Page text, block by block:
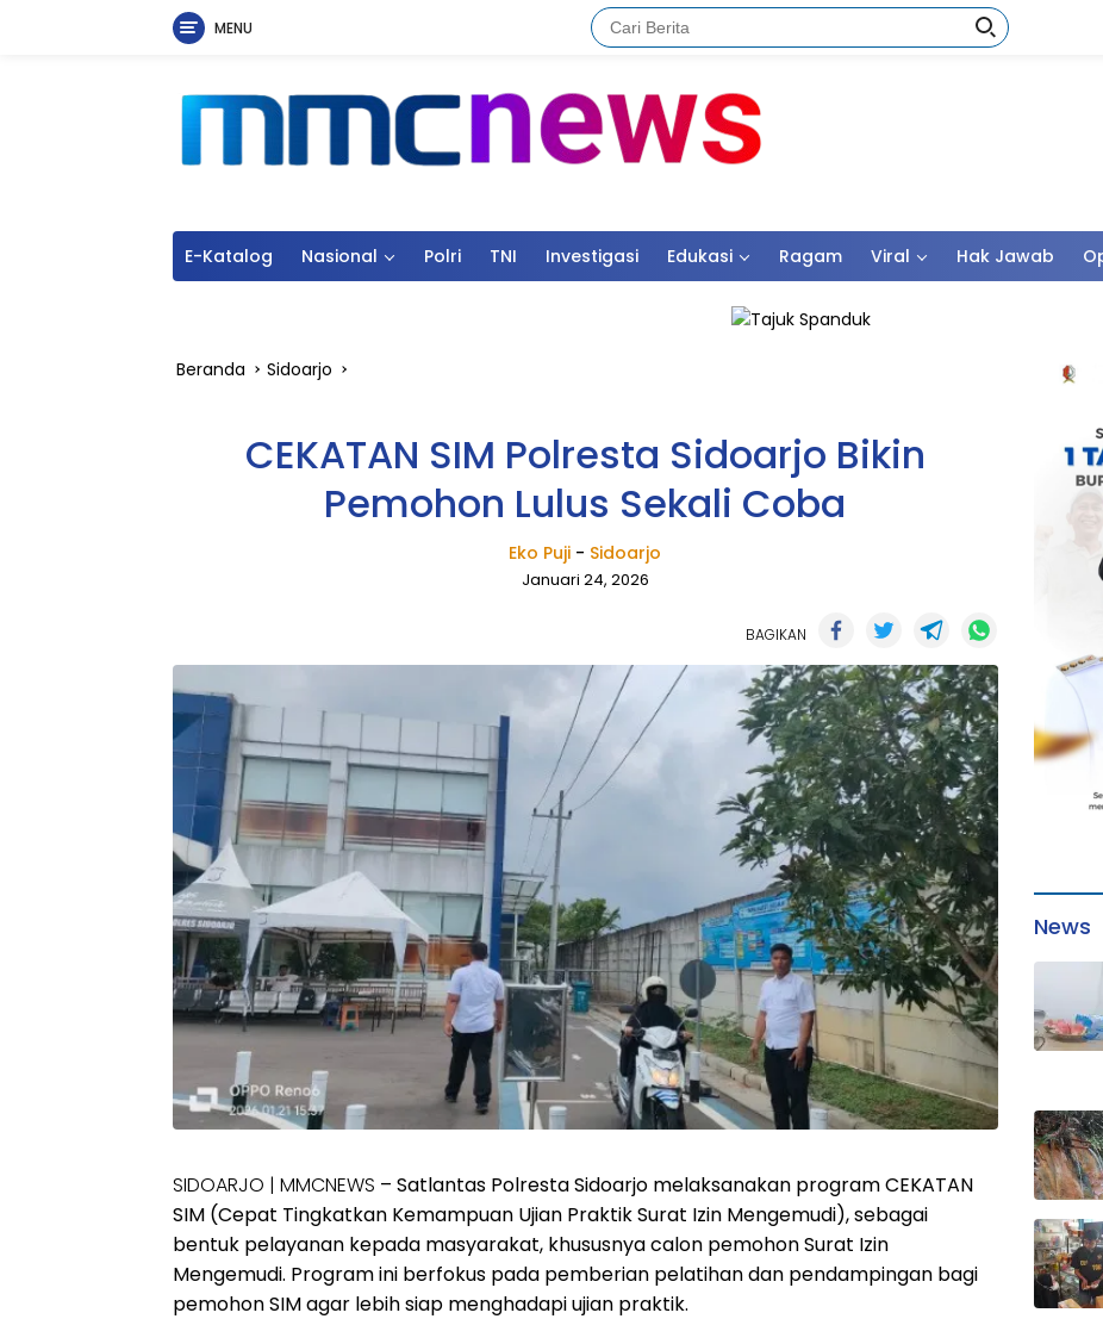
MENU
E-Katalog Nasional Polri TNI Investigasi Edukasi Ragam Viral Hak Jawab
Beranda Sidoarjo
CEKATAN SIM Polresta Sidoarjo Bikin
Pemohon Lulus Sekali Coba
Eko Puji - Sidoarjo
Januari 24, 2026
BAGIKAN
SIDOARJO | MMCNEWS – Satlantas Polresta Sidoarjo melaksanakan program CEKATAN
SIM (Cepat Tingkatkan Kemampuan Ujian Praktik Surat Izin Mengemudi), sebagai
bentuk pelayanan kepada masyarakat, khususnya calon pemohon Surat Izin
Mengemudi. Program ini berfokus pada pemberian pelatihan dan pendampingan bagi
pemohon SIM agar lebih siap menghadapi ujian praktik.
News